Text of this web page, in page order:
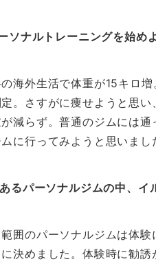
ソナルトレーニングを始め
海外生活で体重が15キロ
。さすがに痩せようと思
減らず。普通のジムには
に行ってみようと思いまし
るパーソナルジムの中、イ
囲のパーソナルジムは体
に決めました。体験時に勧